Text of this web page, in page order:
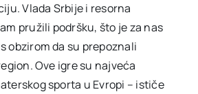
Vlada Srbije i resorna
pružili podršku, što je za nas
obzirom da su prepoznali
Ove igre su najveća
sporta u Evropi – ističe